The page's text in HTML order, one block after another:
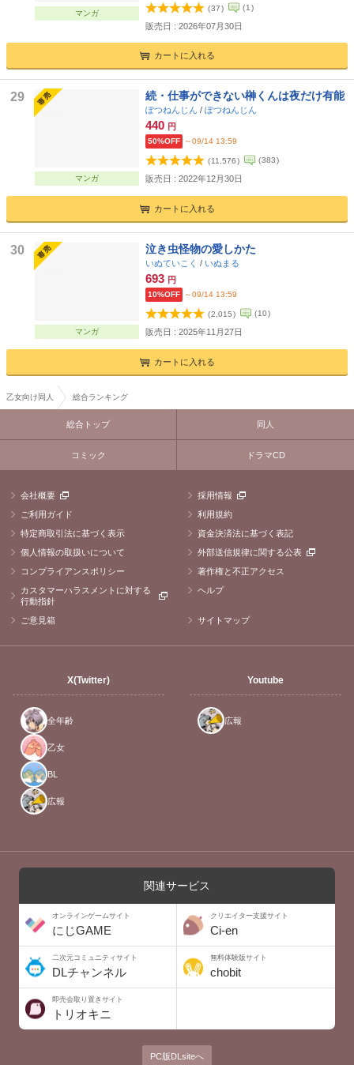
マンガ
(37) (1 )
販売日 : 2026年07月30日
カートに入れる
29
マンガ
続・仕事ができない榊くんは夜だけ有能
ぽつねんじん / ぽつねんじん
440 円
50%OFF ～09/14 13:59
(11,576) (383)
販売日 : 2022年12月30日
カートに入れる
30
マンガ
泣き虫怪物の愛しかた
いぬていこく / いぬまる
693 円
10%OFF ～09/14 13:59
(2,015) (10)
販売日 : 2025年11月27日
カートに入れる
乙女向け同人 総合ランキング
総合トップ 同人
コミック ドラマCD
会社概要
採用情報
ご利用ガイド
利用規約
特定商取引法に基づく表示
資金決済法に基づく表記
個人情報の取扱いについて
外部送信規律に関する公表
コンプライアンスポリシー
著作権と不正アクセス
カスタマーハラスメントに対する
行動指針
ヘルプ
ご意見箱 サイトマップ
X(Twitter)
全年齢
乙女
BL
広報
Youtube
広報
関連サービス
オンラインゲームサイト
にじGAME
クリエイター支援サイト
Ci-en
二次元コミュニティサイト
DLチャンネル
無料体験版サイト
chobit
即売会取り置きサイト
トリオキニ
PC版DLsiteへ